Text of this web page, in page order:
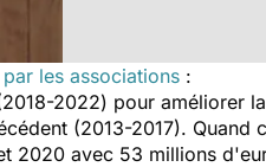
les associations :
2022) pour améliorer
(2013-2017). Quand
2020 avec 53 millions